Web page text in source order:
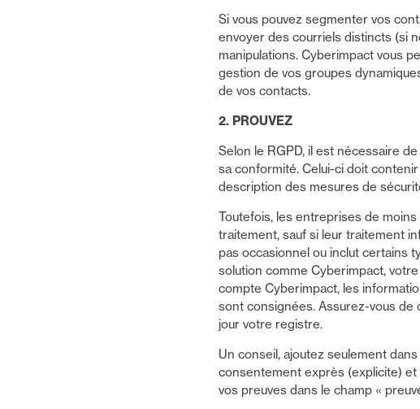
Si vous pouvez segmenter vos
envoyer des courriels distincts (si
manipulations. Cyberimpact vous
gestion de vos groupes
de vos contacts.
2. PROUVEZ
Selon le RGPD, il est nécessaire
sa conformité. Celui-ci doit
description des mesures de
Toutefois, les entreprises de
traitement, sauf si leur traitement
pas occasionnel ou inclut certains
solution comme Cyberimpact,
compte Cyberimpact, les
sont consignées. Assurez-vous
jour votre registre.
Un conseil, ajoutez seulement
consentement exprès (explicite)
vos preuves dans le champ «